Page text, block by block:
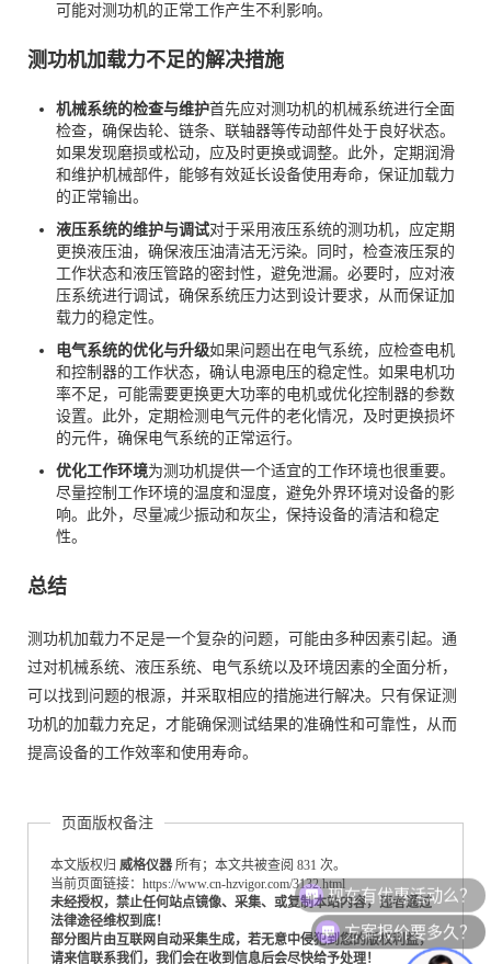
可能对测功机的正常工作产生不利影响。
测功机加载力不足的解决措施
机械系统的检查与维护首先应对测功机的机械系统进行全面
检查，确保齿轮、链条、联轴器等传动部件处于良好状态。
如果发现磨损或松动，应及时更换或调整。此外，定期润滑
和维护机械部件，能够有效延长设备使用寿命，保证加载力
的正常输出。
液压系统的维护与调试对于采用液压系统的测功机，应定期
更换液压油，确保液压油清洁无污染。同时，检查液压泵的
工作状态和液压管路的密封性，避免泄漏。必要时，应对液
压系统进行调试，确保系统压力达到设计要求，从而保证加
载力的稳定性。
电气系统的优化与升级如果问题出在电气系统，应检查电机
和控制器的工作状态，确认电源电压的稳定性。如果电机功
率不足，可能需要更换更大功率的电机或优化控制器的参数
设置。此外，定期检测电气元件的老化情况，及时更换损坏
的元件，确保电气系统的正常运行。
优化工作环境为测功机提供一个适宜的工作环境也很重要。
尽量控制工作环境的温度和湿度，避免外界环境对设备的影
响。此外，尽量减少振动和灰尘，保持设备的清洁和稳定
性。
总结
测功机加载力不足是一个复杂的问题，可能由多种因素引起。通
过对机械系统、液压系统、电气系统以及环境因素的全面分析，
可以找到问题的根源，并采取相应的措施进行解决。只有保证测
功机的加载力充足，才能确保测试结果的准确性和可靠性，从而
提高设备的工作效率和使用寿命。
页面版权备注
本文版权归 威格仪器 所有；本文共被查阅 831 次。
当前页面链接：https://www.cn-hzvigor.com/3132.html
未经授权，禁止任何站点镜像、采集、或复制本站内容，违者通过
法律途径维权到底！
部分图片由互联网自动采集生成，若无意中侵犯到您的版权利益，
请来信联系我们，我们会在收到信息后会尽快给予处理！
方案报价要多久？
现在有优惠活动么？